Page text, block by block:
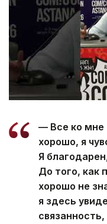
— Все ко мне
хорошо, я
Я
До того, как
хорошо не
я здесь